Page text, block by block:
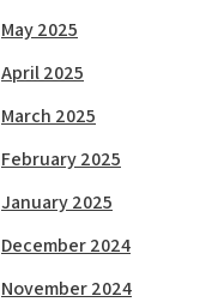
May 2025
April 2025
March 2025
February 2025
January 2025
December 2024
November 2024